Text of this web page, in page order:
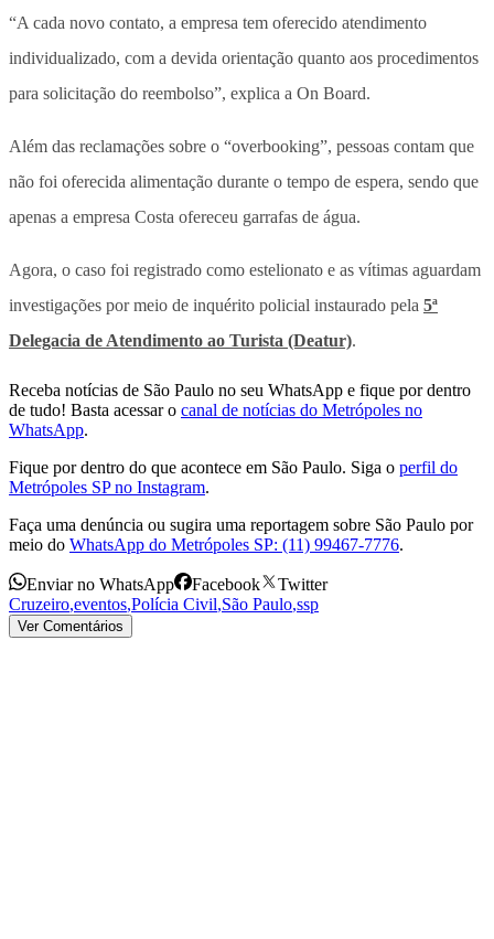
“A cada novo contato, a empresa tem oferecido atendimento
individualizado, com a devida orientação quanto aos procedimentos
para solicitação do reembolso”, explica a On Board.
Além das reclamações sobre o “overbooking”, pessoas contam que
não foi oferecida alimentação durante o tempo de espera, sendo que
apenas a empresa Costa ofereceu garrafas de água.
Agora, o caso foi registrado como estelionato e as vítimas aguardam
investigações por meio de inquérito policial instaurado pela 5ª
Delegacia de Atendimento ao Turista (Deatur).
Receba notícias de São Paulo no seu WhatsApp e fique por dentro
de tudo! Basta acessar o canal de notícias do Metrópoles no
WhatsApp.
Fique por dentro do que acontece em São Paulo. Siga o perfil do
Metrópoles SP no Instagram.
Faça uma denúncia ou sugira uma reportagem sobre São Paulo por
meio do WhatsApp do Metrópoles SP: (11) 99467-7776.
Enviar no WhatsApp Facebook
Twitter
Cruzeiro,eventos,Polícia Civil,São Paulo,ssp
Ver Comentários